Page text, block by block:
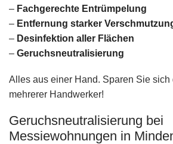
– Fachgerechte Entrümpelung
– Entfernung starker
– Desinfektion aller Flächen
– Geruchsneutralisierung
Alles aus einer Hand. Sparen Sie sich
mehrerer Handwerker!
Geruchsneutralisierung bei
Messiewohnungen in